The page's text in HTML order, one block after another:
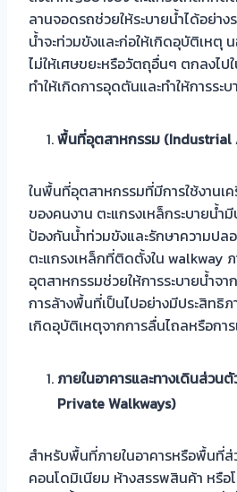
ลานจอดรถช่วยให้ระบายน้ำได้อย่าง
น้ำจะท่วมขังและก่อให้เกิดอุบัติเหตุ
ไม่ให้เศษขยะหรือวัตถุอื่นๆ ตกลงไป
ทำให้เกิดการอุดตันและทำให้การระ
พื้นที่อุตสาหกรรม (Industrial
ในพื้นที่อุตสาหกรรมที่มีการใช้งานเ
ของคนงาน ตะแกรงเหล็กระบายน้
ป้องกันน้ำท่วมขังและรักษาความปล
ตะแกรงเหล็กที่ติดตั้งใน walkway
อุตสาหกรรมช่วยให้การระบายน้ำจ
การล้างพื้นที่เป็นไปอย่างมีประสิทธิ
เกิดอุบัติเหตุจากการลื่นไถลหรือกา
ภายในอาคารและทางเดินส่วน
Private Walkways)
สำหรับพื้นที่ภายในอาคารหรือพื้นที่ส่
คอนโดมิเนียม ห้างสรรพสินค้า หรือ